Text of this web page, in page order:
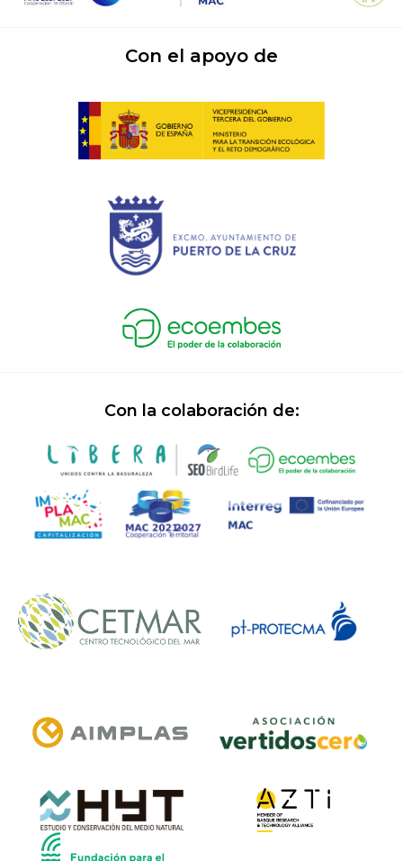
Con el apoyo de
Con la colaboración de: